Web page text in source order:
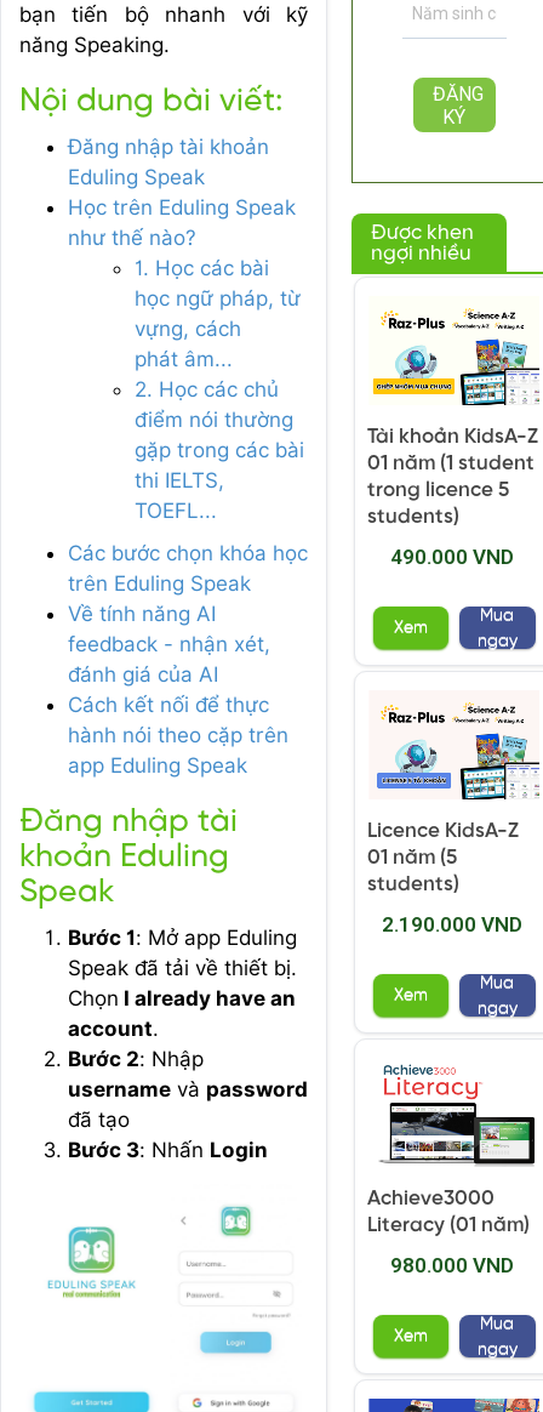
bạn tiến bộ nhanh với kỹ
năng Speaking.
Nội dung bài viết:
Đăng nhập tài khoản
Eduling Speak
Học trên Eduling Speak
như thế nào?
1. Học các bài
học ngữ pháp, từ
vựng, cách
phát âm...
2. Học các chủ
điểm nói thường
gặp trong các bài
thi IELTS,
TOEFL...
Các bước chọn khóa học
trên Eduling Speak
Về tính năng AI
feedback - nhận xét,
đánh giá của AI
Cách kết nối để thực
hành nói theo cặp trên
app Eduling Speak
Đăng nhập tài
khoản Eduling
Speak
Bước 1: Mở app Eduling
Speak đã tải về thiết bị.
Chọn I already have an
account.
Bước 2: Nhập
username và password
đã tạo
Bước 3: Nhấn Login
Được khen
ngợi nhiều
Tài khoản KidsA-Z
01 năm (1 student
trong licence 5
students)
490.000 VND
Xem
Mua
ngay
Licence KidsA-Z
01 năm (5
students)
2.190.000 VND
Xem
Mua
ngay
Achieve3000
Literacy (01 năm)
980.000 VND
Xem
Mua
ngay